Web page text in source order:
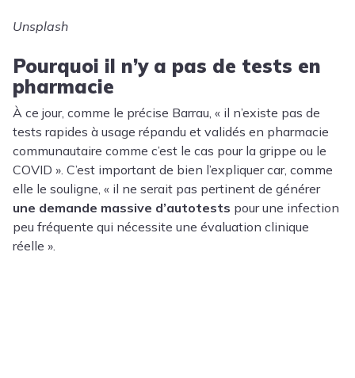
Unsplash
Pourquoi il n’y a pas de tests en
pharmacie
À ce jour, comme le précise Barrau, « il n’existe pas de
tests rapides à usage répandu et validés en pharmacie
communautaire comme c’est le cas pour la grippe ou le
COVID ». C’est important de bien l’expliquer car, comme
elle le souligne, « il ne serait pas pertinent de générer
une demande massive d’autotests pour une infection
peu fréquente qui nécessite une évaluation clinique
réelle ».